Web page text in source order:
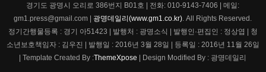
경기도 광명시 오리로 386번지 B01호 | 전화: 010-9143-7406 | 메일:
gm1.press@gmail.com | 광명데일리(www.gm1.co.kr) . All Rights Reserved.
정기간행물등록 : 경기 아51423 | 발행처 : 광명소식 | 발행인·편집인 : 정상엽 | 청
소년보호책임자 : 김우진 | 발행일 : 2016년 3월 28일 | 등록일 : 2016년 11월 26일
| Template Created By :ThemeXpose | Design Modified By : 광명데일리